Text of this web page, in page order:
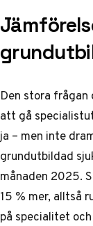
Den stora
att gå
ja – men inte
grundutbildad
månaden 2025.
15 % mer, alltså
på specialitet